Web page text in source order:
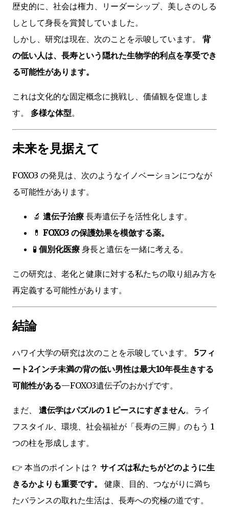
歴史的に、社会は権力、リーダーシップ、美しさのしる
しとして身長を賞賛していました。
しかし、研究は現在、次のことを示唆しています。 背
の低い人は、長寿という隠れた生物学的利点を享受でき
る可能性があります。
これは文化的な固定概念に挑戦し、価値観を促進しま
す。 多様な体型。
未来を見据えて
FOXO3 の発見は、次のようなイノベーションにつなが
る可能性があります。
🔬 遺伝子治療 長寿遺伝子を活性化します。
💊 FOXO3 の保護効果を模倣する薬。
🧪 個別化医療 身長と遺伝を一緒に考える。
この研究は、老化と健康に対する私たちの取り組み方を
再定義する可能性があります。
結論
ハワイ大学の研究は次のことを示唆しています。 5フィ
ート2インチ未満の背の低い男性は最大10年長生きする
可能性がある—FOXO3遺伝子のおかげです。
まだ、 遺伝学はパズルの 1 ピースにすぎません。ライ
フスタイル、環境、社会福祉が「長寿の三脚」のもう 1
つの柱を形成します。
👉 本当のポイントは？ サイズは私たちがどのように生
きるかよりも重要です。
健康、目的、つながりに満ち
たバランスの取れた生活は、長寿への究極の道です。